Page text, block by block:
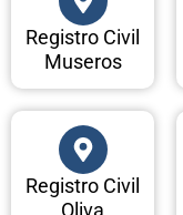
Registro Civil
Museros
Registro Civil
Oliva